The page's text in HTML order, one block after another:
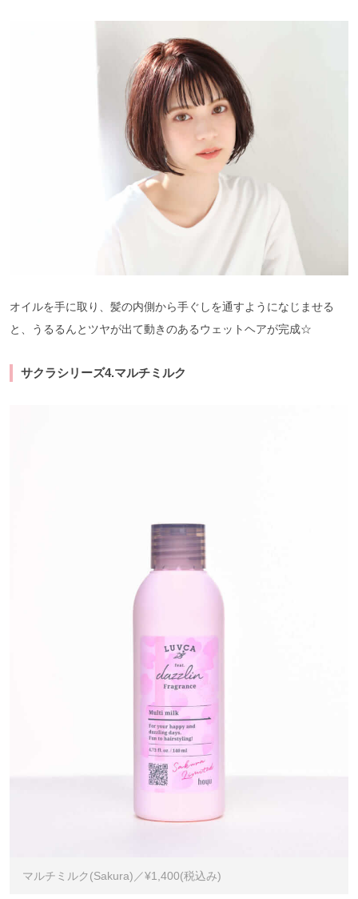
オイルを手に取り、髪の内側から手ぐしを通すようになじませる
と、うるるんとツヤが出て動きのあるウェットヘアが完成☆
サクラシリーズ4.マルチミルク
マルチミルク(Sakura)／¥1,400(税込み)